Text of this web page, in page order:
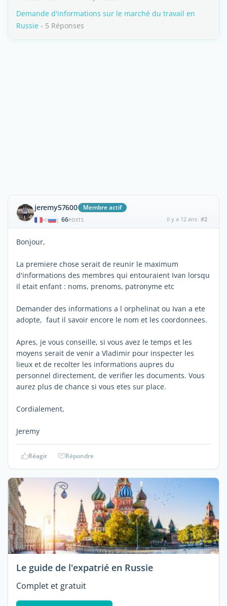
Demande d'informations sur le marché du travail en
Russie - 5 Réponses
jeremy57600 Membre actif
| 66POSTS il y a 12 ans #2
Bonjour,
La premiere chose serait de reunir le maximum
d'informations des membres qui entouraient Ivan lorsqu
il etait enfant : noms, prenoms, patronyme etc
Demander des informations a l orphelinat ou Ivan a ete
adopte, faut il savoir encore le nom et les coordonnees.
Apres, je vous conseille, si vous avez le temps et les
moyens serait de venir a Vladimir pour inspecter les
lieux et de recolter les informations aupres du
personnel directement, de verifier les documents. Vous
aurez plus de chance si vous etes sur place.
Cordialement,
Jeremy
Réagir Répondre
Le guide de l'expatrié en Russie
Complet et gratuit